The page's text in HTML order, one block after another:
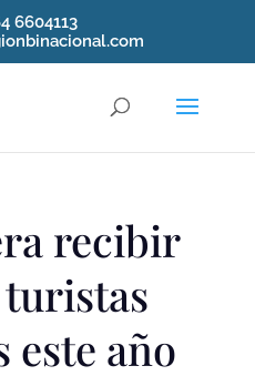
6604113
recibir
este año